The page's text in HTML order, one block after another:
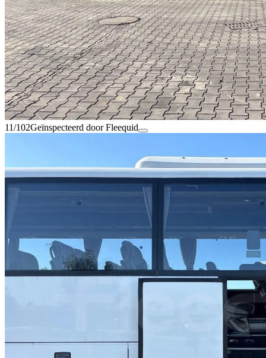
11/102Geïnspecteerd door Fleequid